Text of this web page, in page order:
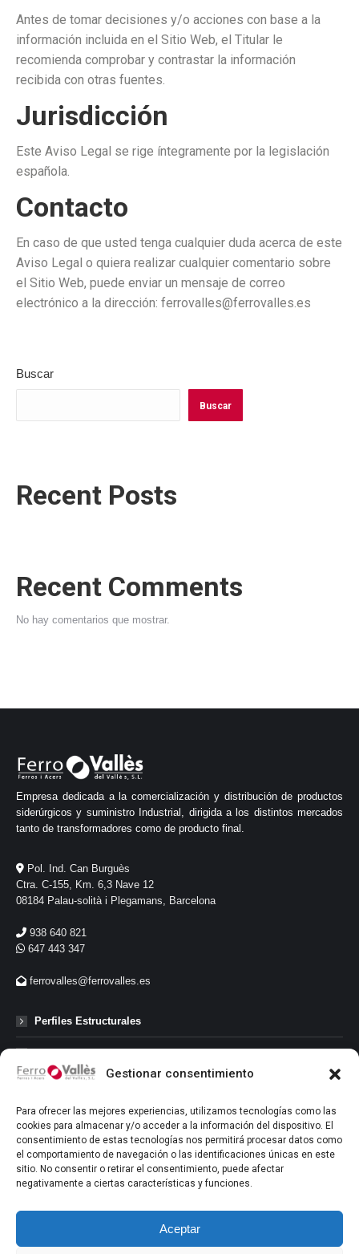
Gestionar consentimiento
Para ofrecer las mejores experiencias, utilizamos tecnologías como las
cookies para almacenar y/o acceder a la información del dispositivo. El
consentimiento de estas tecnologías nos permitirá procesar datos como
el comportamiento de navegación o las identificaciones únicas en este
sitio. No consentir o retirar el consentimiento, puede afectar
negativamente a ciertas características y funciones.
Aceptar
Antes de tomar decisiones y/o acciones con base a la
información incluida en el Sitio Web, el Titular le
recomienda comprobar y contrastar la información
recibida con otras fuentes.
Jurisdicción
Este Aviso Legal se rige íntegramente por la legislación
española.
Contacto
En caso de que usted tenga cualquier duda acerca de este
Aviso Legal o quiera realizar cualquier comentario sobre
el Sitio Web, puede enviar un mensaje de correo
electrónico a la dirección: ferrovalles@ferrovalles.es
Buscar
Buscar
Recent Posts
Recent Comments
No hay comentarios que mostrar.
Empresa dedicada a la comercialización y distribución de productos
siderúrgicos y suministro Industrial, dirigida a los distintos mercados
tanto de transformadores como de producto final.
Pol. Ind. Can Burguès
Ctra. C-155, Km. 6,3 Nave 12
08184 Palau-solità i Plegamans, Barcelona
938 640 821
647 443 347
ferrovalles@ferrovalles.es
Perfiles Estructurales
Perfiles de Carpinteria
Perfiles Abiertos
Redondo Corrugado
Tubos